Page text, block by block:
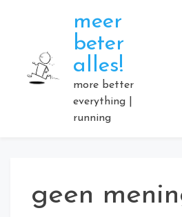
meer
beter
alles!
more better
everything |
running
geen